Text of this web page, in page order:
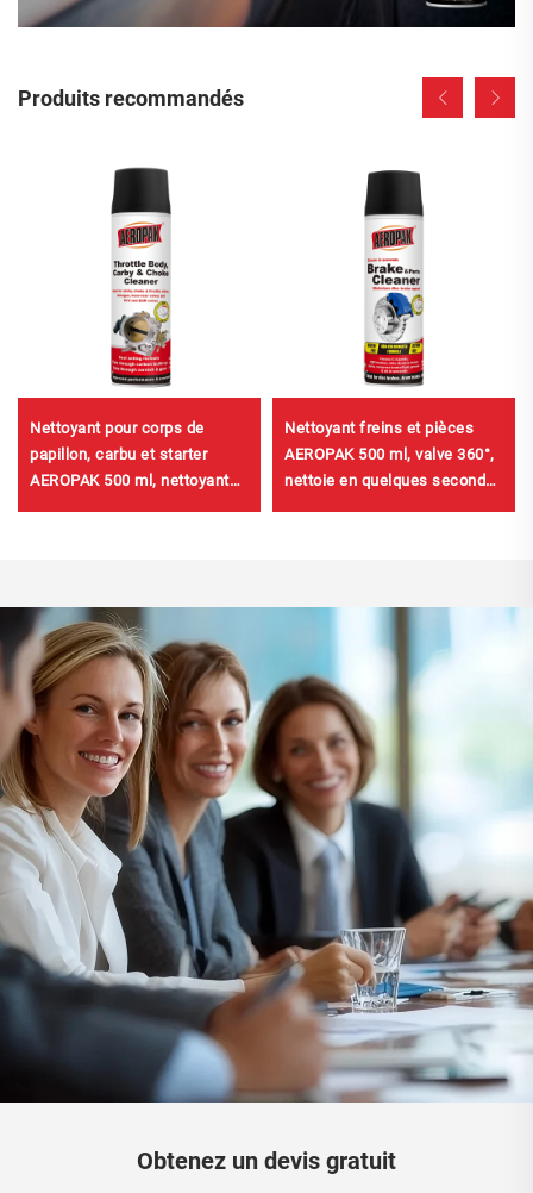
Produits recommandés
Nettoyant pour corps de
papillon, carbu et starter
AEROPAK 500 ml, nettoyant
Nettoyant freins et pièces
AEROPAK 500 ml, valve 360°,
nettoie en quelques secondes
Obtenez un devis gratuit